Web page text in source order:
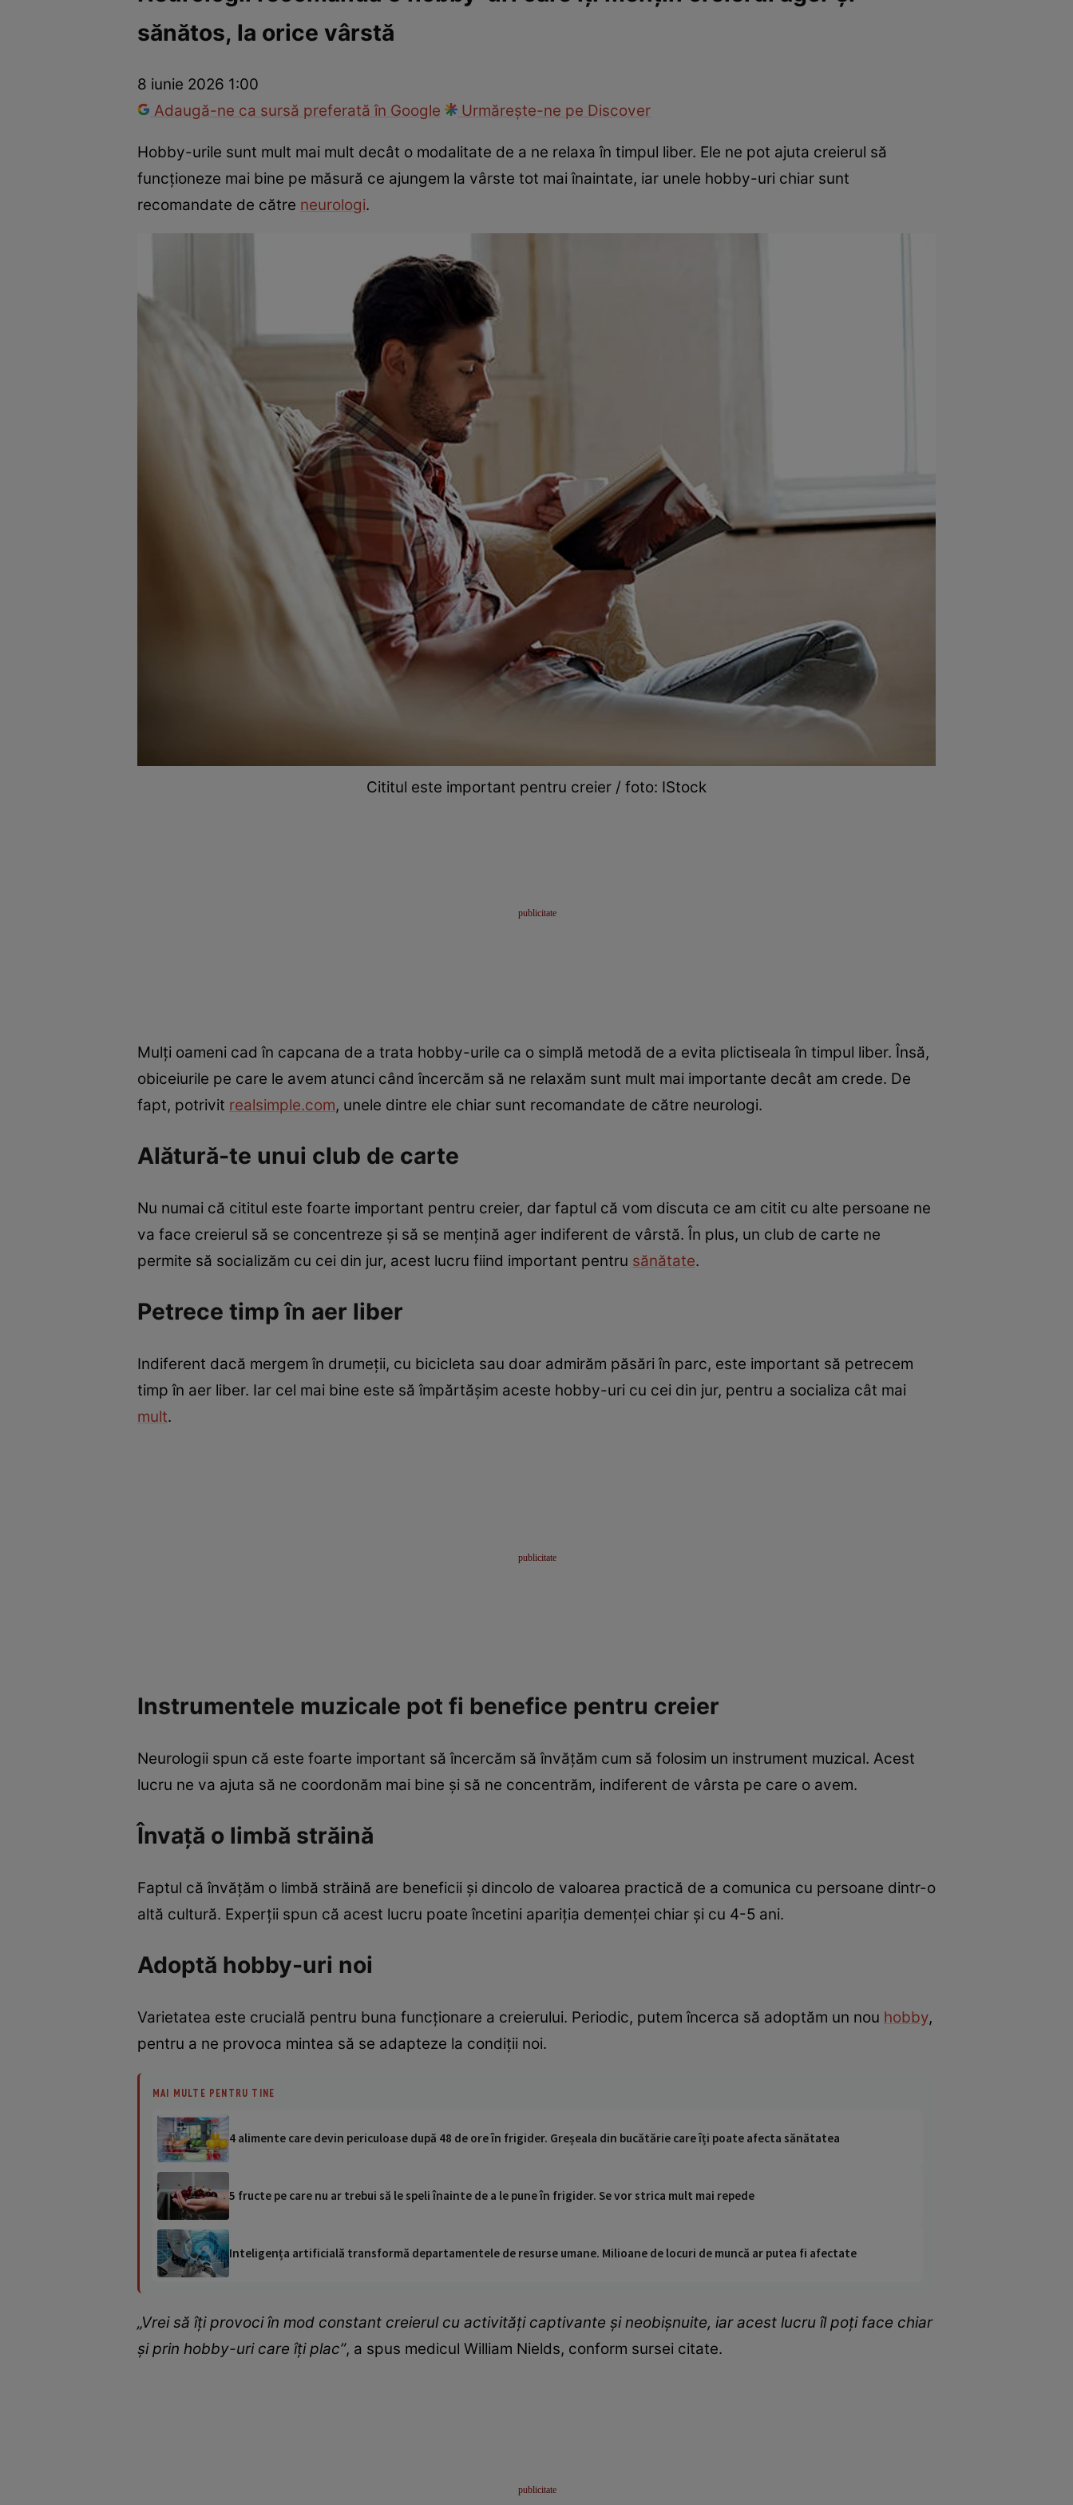
InternaționalFapt diversTehnologieNațional
sănătos, la orice vârstă
8 iunie 2026 1:00
Adaugă-ne ca sursă preferată în Google
Urmărește-ne pe Discover
Hobby-urile sunt mult mai mult decât o modalitate de a ne relaxa în timpul liber. Ele ne pot ajuta creierul să
funcționeze mai bine pe măsură ce ajungem la vârste tot mai înaintate, iar unele hobby-uri chiar sunt
recomandate de către neurologi.
Cititul este important pentru creier / foto: IStock
Mulți oameni cad în capcana de a trata hobby-urile ca o simplă metodă de a evita plictiseala în timpul liber. Însă,
obiceiurile pe care le avem atunci când încercăm să ne relaxăm sunt mult mai importante decât am crede. De
fapt, potrivit realsimple.com, unele dintre ele chiar sunt recomandate de către neurologi.
Alătură-te unui club de carte
Nu numai că cititul este foarte important pentru creier, dar faptul că vom discuta ce am citit cu alte persoane ne
va face creierul să se concentreze și să se mențină ager indiferent de vârstă. În plus, un club de carte ne
permite să socializăm cu cei din jur, acest lucru fiind important pentru sănătate.
Petrece timp în aer liber
Indiferent dacă mergem în drumeții, cu bicicleta sau doar admirăm păsări în parc, este important să petrecem
timp în aer liber. Iar cel mai bine este să împărtășim aceste hobby-uri cu cei din jur, pentru a socializa cât mai
mult.
Instrumentele muzicale pot fi benefice pentru creier
Neurologii spun că este foarte important să încercăm să învățăm cum să folosim un instrument muzical. Acest
lucru ne va ajuta să ne coordonăm mai bine și să ne concentrăm, indiferent de vârsta pe care o avem.
Învață o limbă străină
Faptul că învățăm o limbă străină are beneficii și dincolo de valoarea practică de a comunica cu persoane dintr-o
altă cultură. Experții spun că acest lucru poate încetini apariția demenței chiar și cu 4-5 ani.
Adoptă hobby-uri noi
Varietatea este crucială pentru buna funcționare a creierului. Periodic, putem încerca să adoptăm un nou hobby,
pentru a ne provoca mintea să se adapteze la condiții noi.
MAI MULTE PENTRU TINE
4 alimente care devin periculoase după 48 de ore în frigider. Greșeala din bucătărie care îți poate afecta sănătatea
5 fructe pe care nu ar trebui să le speli înainte de a le pune în frigider. Se vor strica mult mai repede
Inteligența artificială transformă departamentele de resurse umane. Milioane de locuri de muncă ar putea fi afectate
„Vrei să îți provoci în mod constant creierul cu activități captivante și neobișnuite, iar acest lucru îl poți face chiar
și prin hobby-uri care îți plac”, a spus medicul William Nields, conform sursei citate.